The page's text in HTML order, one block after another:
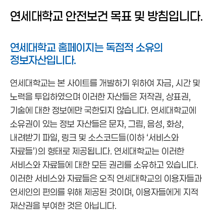
연세대학교 안전보건 목표 및 방침입니다.
연세대학교 홈페이지는 독점적 소유의
정보자산입니다.
연세대학교는 본 사이트를 개발하기 위하여 자금, 시간 및
노력을 투입하였으며 이러한 자산들은 저작권, 상표권,
기술에 대한 정보에만 국한되지 않습니다. 연세대학교에
소유권이 있는 정보 자산들은 문자, 그림, 음성, 화상,
내려받기 파일, 링크 및 소스코드들(이하 ‘서비스와
자료들’)의 형태로 제공됩니다. 연세대학교는 이러한
서비스와 자료들에 대한 모든 권리를 소유하고 있습니다.
이러한 서비스와 자료들은 오직 연세대학교의 이용자들과
연세인의 편의를 위해 제공된 것이며, 이용자들에게 지적
재산권을 부여한 것은 아닙니다.